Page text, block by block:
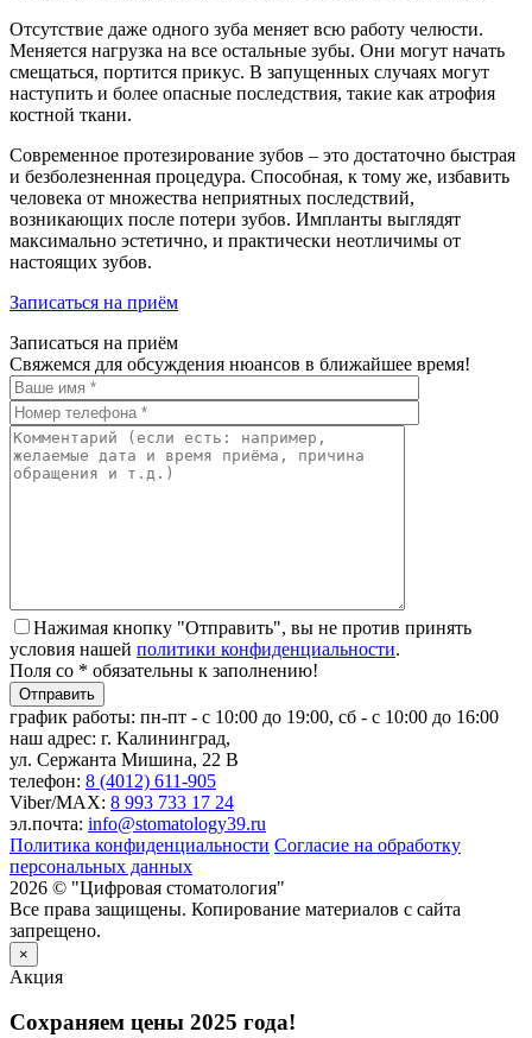
Отсутствие даже одного зуба меняет всю работу челюсти.
Меняется нагрузка на все остальные зубы. Они могут начать
смещаться, портится прикус. В запущенных случаях могут
наступить и более опасные последствия, такие как атрофия
костной ткани.
Современное протезирование зубов – это достаточно быстрая
и безболезненная процедура. Способная, к тому же, избавить
человека от множества неприятных последствий,
возникающих после потери зубов. Импланты выглядят
максимально эстетично, и практически неотличимы от
настоящих зубов.
Записаться на приём
Записаться на приём
Свяжемся для обсуждения нюансов в ближайшее время!
Нажимая кнопку "Отправить", вы не против принять
условия нашей политики конфиденциальности.
Поля со * обязательны к заполнению!
график работы: пн-пт - с 10:00 до 19:00, сб - с 10:00 до 16:00
наш адрес: г. Калининград,
ул. Сержанта Мишина, 22 В
телефон: 8 (4012) 611-905
Viber/MAX: 8 993 733 17 24
эл.почта: info@stomatology39.ru
Политика конфиденциальности Согласие на обработку
персональных данных
2026 © "Цифровая стоматология"
Все права защищены. Копирование материалов с сайта
запрещено.
×
Акция
Сохраняем цены 2025 года!